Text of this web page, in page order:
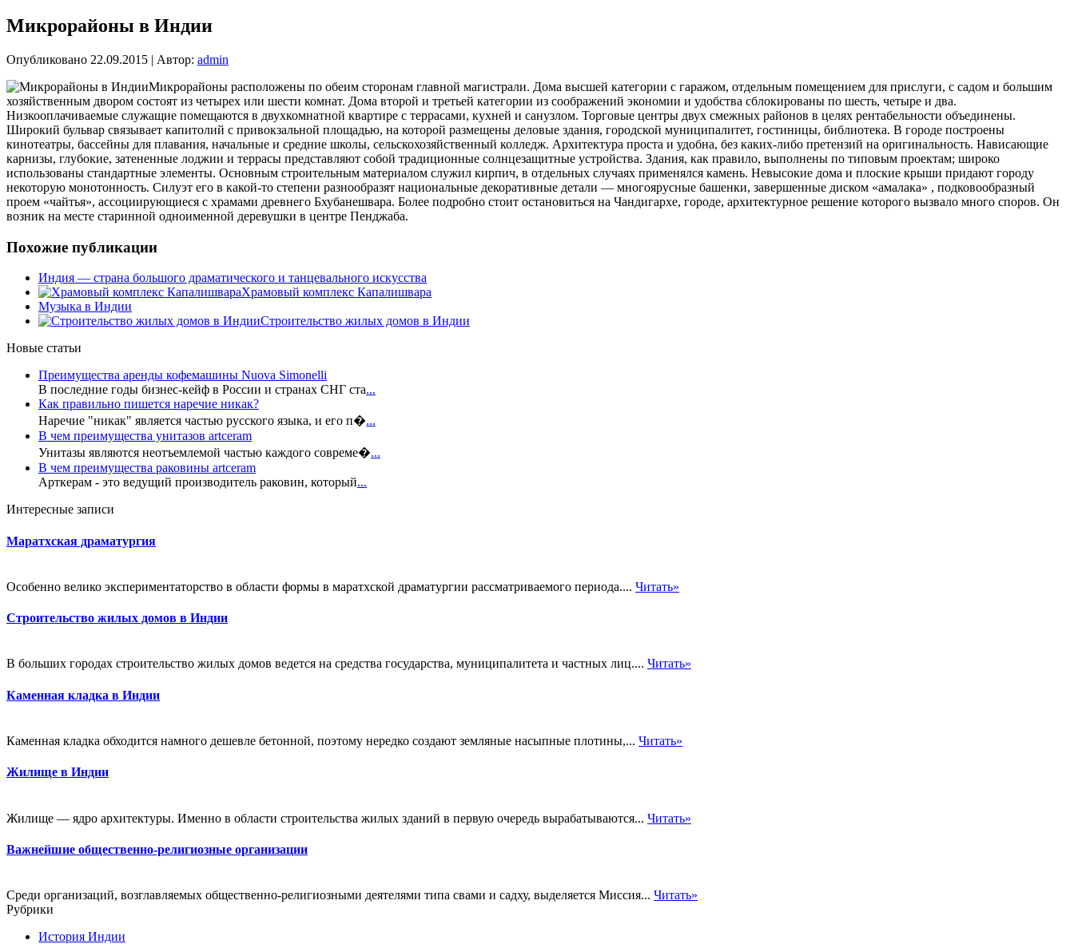
Микрорайоны в Индии
Опубликовано 22.09.2015 | Автор: admin
Микрорайоны расположены по обеим сторонам главной магистрали. Дома высшей категории с гаражом, отдельным помещением для прислуги, с садом и большим
хозяйственным двором состоят из четырех или шести комнат. Дома второй и третьей категории из соображений экономии и удобства сблокированы по шесть, четыре и два.
Низкооплачиваемые служащие помещаются в двухкомнатной квартире с террасами, кухней и санузлом. Торговые центры двух смежных районов в целях рентабельности объединены.
Широкий бульвар связывает капитолий с привокзальной площадью, на которой размещены деловые здания, городской муниципалитет, гостиницы, библиотека. В городе построены
кинотеатры, бассейны для плавания, начальные и средние школы, сельскохозяйственный колледж. Архитектура проста и удобна, без каких-либо претензий на оригинальность. Нависающие
карнизы, глубокие, затененные лоджии и террасы представляют собой традиционные солнцезащитные устройства. Здания, как правило, выполнены по типовым проектам; широко
использованы стандартные элементы. Основным строительным материалом служил кирпич, в отдельных случаях применялся камень. Невысокие дома и плоские крыши придают городу
некоторую монотонность. Силуэт его в какой-то степени разнообразят национальные декоративные детали — многоярусные башенки, завершенные диском «амалака» , подковообразный
проем «чайтья», ассоциирующиеся с храмами древнего Бхубанешвара. Более подробно стоит остановиться на Чандигархе, городе, архитектурное решение которого вызвало много споров. Он
возник на месте старинной одноименной деревушки в центре Пенджаба.
Похожие публикации
Индия — страна большого драматического и танцевального искусства
Храмовый комплекс Капалишвара
Музыка в Индии
Строительство жилых домов в Индии
Новые статьи
Преимущества аренды кофемашины Nuova Simonelli
В последние годы бизнес-кейф в России и странах СНГ ста...
Как правильно пишется наречие никак?
Наречие "никак" является частью русского языка, и его п�...
В чем преимущества унитазов artceram
Унитазы являются неотъемлемой частью каждого совреме�...
В чем преимущества раковины artceram
Арткерам - это ведущий производитель раковин, который...
Интересные записи
Маратхская драматургия
Особенно велико экспериментаторство в области формы в маратхской драматургии рассматриваемого периода.... Читать»
Строительство жилых домов в Индии
В больших городах строительство жилых домов ведется на средства государства, муниципалитета и частных лиц.... Читать»
Каменная кладка в Индии
Каменная кладка обходится намного дешевле бетонной, поэтому нередко создают земляные насыпные плотины,... Читать»
Жилище в Индии
Жилище — ядро архитектуры. Именно в области строительства жилых зданий в первую очередь вырабатываются... Читать»
Важнейшие общественно-религиозные организации
Среди организаций, возглавляемых общественно-религиозными деятелями типа свами и садху, выделяется Миссия... Читать»
Рубрики
История Индии